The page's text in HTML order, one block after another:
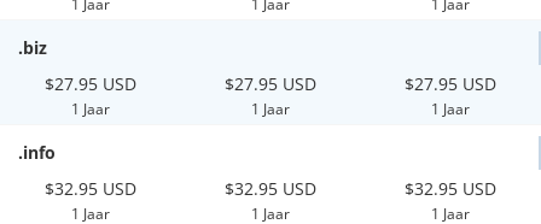
.biz
$27.95 USD
1 Jaar
$27.95 USD
1 Jaar
$27.95 USD
1 Jaar
.info
$32.95 USD
1 Jaar
$32.95 USD
1 Jaar
$32.95 USD
1 Jaar